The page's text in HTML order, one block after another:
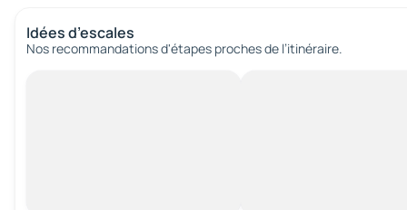
Idées d’escales
Nos recommandations d'étapes proches de l’itinéraire.